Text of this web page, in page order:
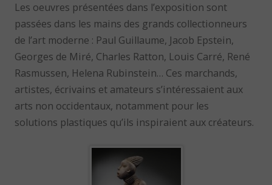
Les oeuvres présentées dans l’exposition sont
passées dans les mains des grands collectionneurs
de l’art moderne : Paul Guillaume, Jacob Epstein,
Georges de Miré, Charles Ratton, Louis Carré, René
Rasmussen, Helena Rubinstein… Ces marchands,
artistes, écrivains et amateurs s’intéressaient aux
arts non occidentaux, notamment pour les
solutions plastiques qu’ils inspiraient aux créateurs.